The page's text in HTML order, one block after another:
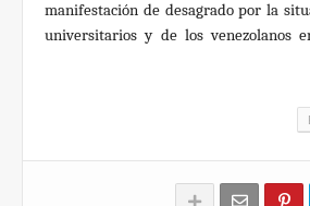
manifestación de desagrado por la
universitarios y de los venezolanos